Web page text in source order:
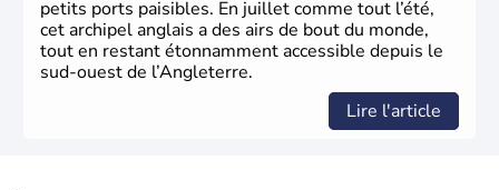
petits ports paisibles. En juillet comme tout l’été,
cet archipel anglais a des airs de bout du monde,
tout en restant étonnamment accessible depuis le
sud-ouest de l’Angleterre.
Lire l'article